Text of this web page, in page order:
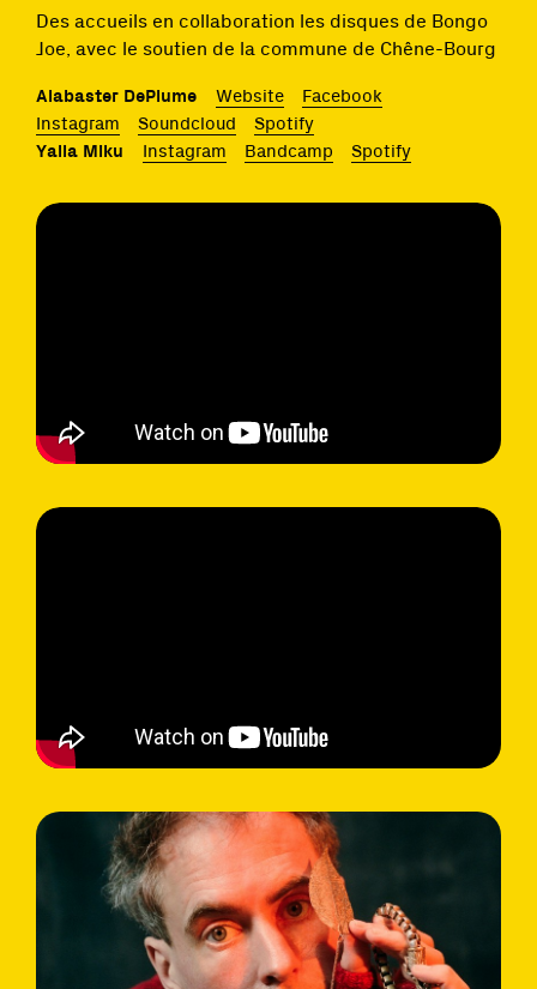
Des accueils en collaboration les disques de Bongo
Joe, avec le soutien de la commune de Chêne-Bourg
Alabaster DePlume Website
Facebook
Instagram
Soundcloud
Spotify
Yalla Miku Instagram Bandcamp Spotify